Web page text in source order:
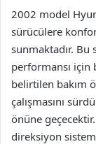
2002 model
sürücülere
sunmaktadır. Bu
performansı için
belirtilen bakım
çalışmasını
önüne
direksiyon